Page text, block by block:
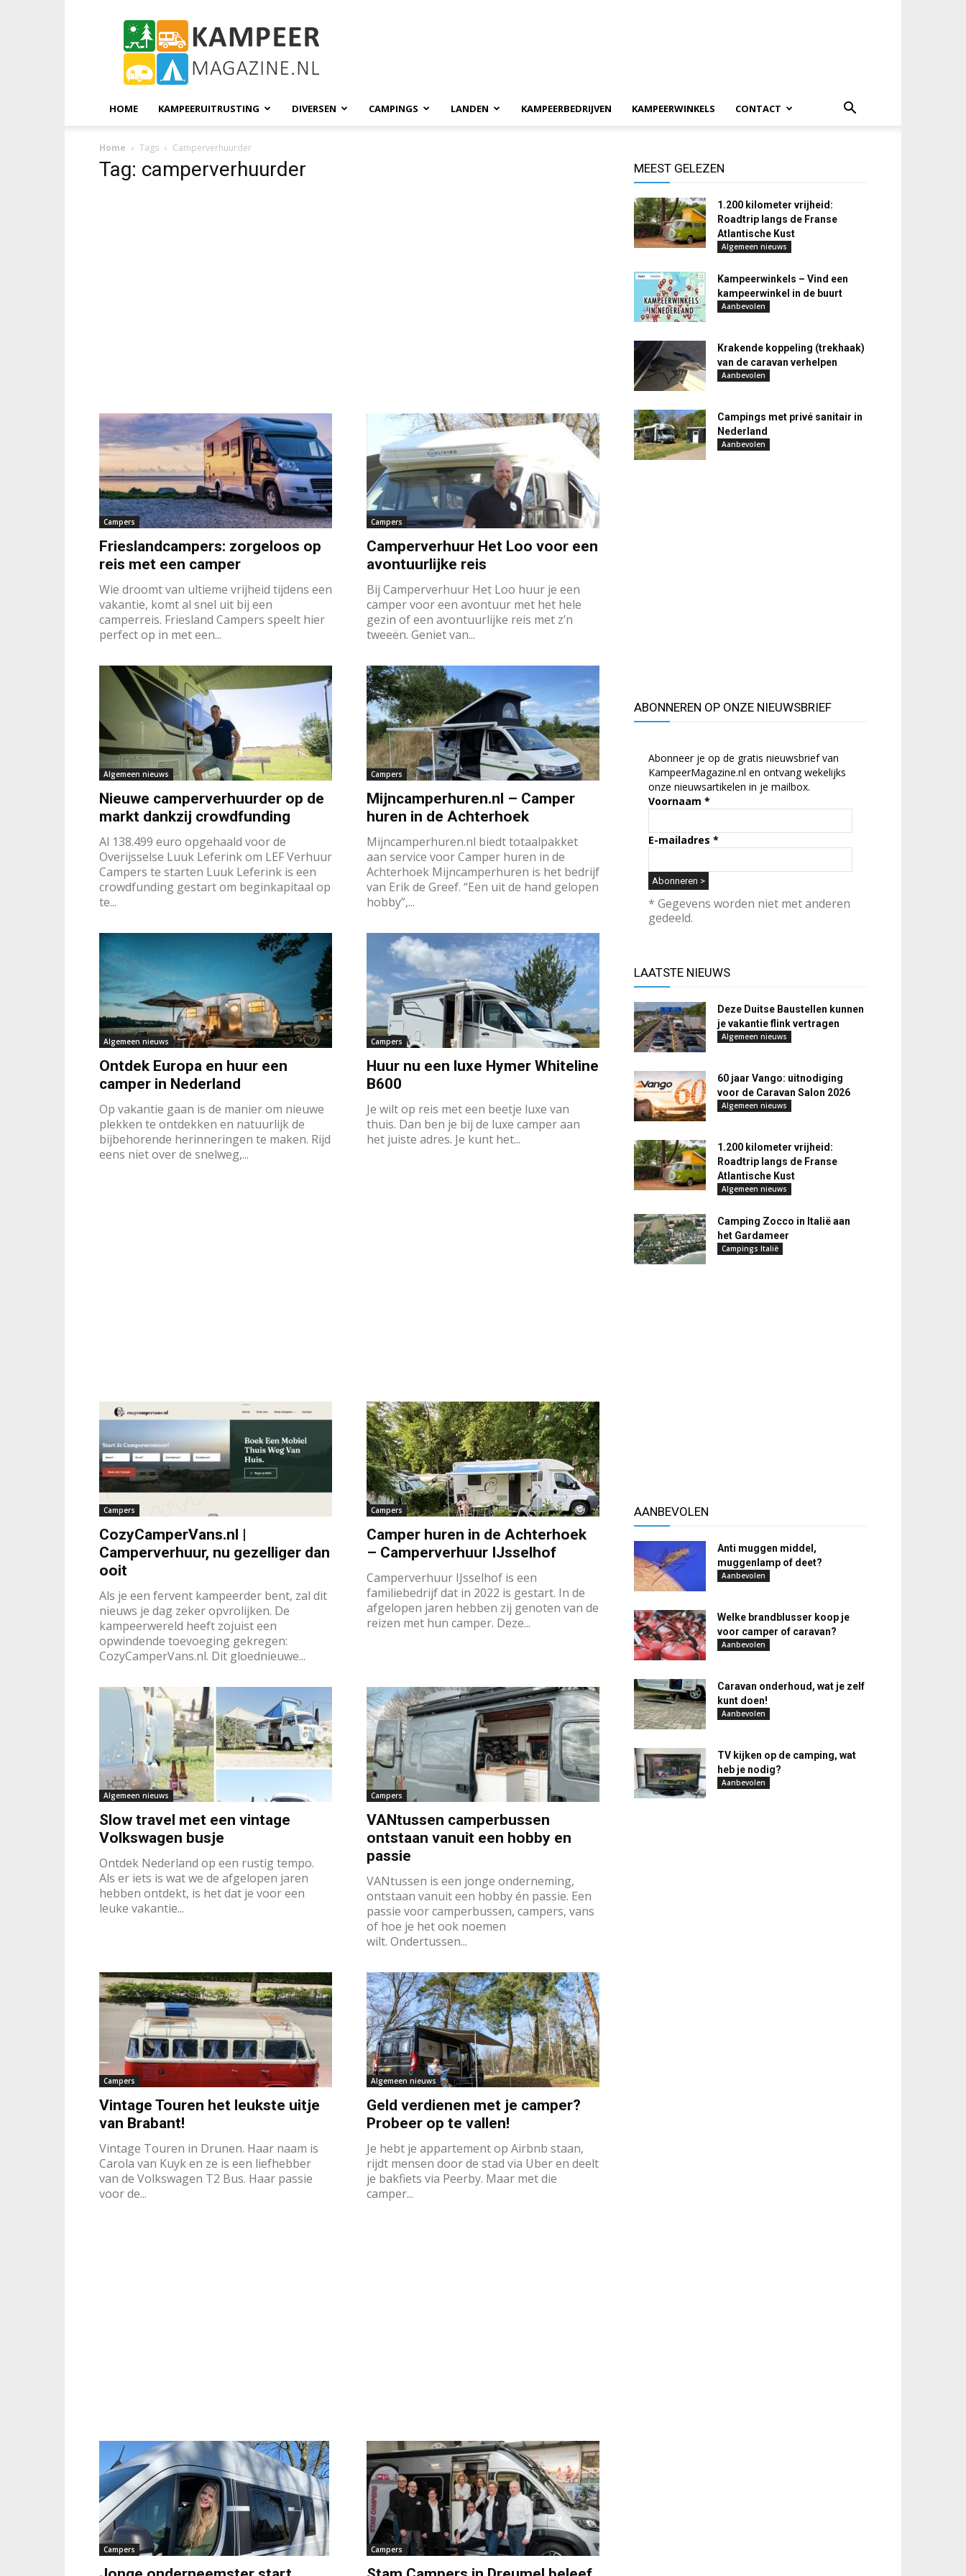
KampeerMagazine
HOME KAMPEERUITRUSTING DIVERSEN CAMPINGS LANDEN KAMPEERBEDRIJVEN KAMPEERWINKELS CONTACT
Home Tags Camperverhuurder
Tag: camperverhuurder
Campers
Frieslandcampers: zorgeloos op
reis met een camper
Wie droomt van ultieme vrijheid tijdens een
vakantie, komt al snel uit bij een
camperreis. Friesland Campers speelt hier
perfect op in met een...
Campers
Camperverhuur Het Loo voor een
avontuurlijke reis
Bij Camperverhuur Het Loo huur je een
camper voor een avontuur met het hele
gezin of een avontuurlijke reis met z’n
tweeën. Geniet van...
Algemeen nieuws
Nieuwe camperverhuurder op de
markt dankzij crowdfunding
Al 138.499 euro opgehaald voor de
Overijsselse Luuk Leferink om LEF Verhuur
Campers te starten Luuk Leferink is een
crowdfunding gestart om beginkapitaal op
te...
Campers
Mijncamperhuren.nl – Camper
huren in de Achterhoek
Mijncamperhuren.nl biedt totaalpakket
aan service voor Camper huren in de
Achterhoek Mijncamperhuren is het bedrijf
van Erik de Greef. “Een uit de hand gelopen
hobby”,...
Algemeen nieuws
Ontdek Europa en huur een
camper in Nederland
Op vakantie gaan is de manier om nieuwe
plekken te ontdekken en natuurlijk de
bijbehorende herinneringen te maken. Rijd
eens niet over de snelweg,...
Campers
Huur nu een luxe Hymer Whiteline
B600
Je wilt op reis met een beetje luxe van
thuis. Dan ben je bij de luxe camper aan
het juiste adres. Je kunt het...
Campers
CozyCamperVans.nl |
Camperverhuur, nu gezelliger dan
ooit
Als je een fervent kampeerder bent, zal dit
nieuws je dag zeker opvrolijken. De
kampeerwereld heeft zojuist een
opwindende toevoeging gekregen:
CozyCamperVans.nl. Dit gloednieuwe...
Campers
Camper huren in de Achterhoek
– Camperverhuur IJsselhof
Camperverhuur IJsselhof is een
familiebedrijf dat in 2022 is gestart. In de
afgelopen jaren hebben zij genoten van de
reizen met hun camper. Deze...
Algemeen nieuws
Slow travel met een vintage
Volkswagen busje
Ontdek Nederland op een rustig tempo.
Als er iets is wat we de afgelopen jaren
hebben ontdekt, is het dat je voor een
leuke vakantie...
Campers
VANtussen camperbussen
ontstaan vanuit een hobby en
passie
VANtussen is een jonge onderneming,
ontstaan vanuit een hobby én passie. Een
passie voor camperbussen, campers, vans
of hoe je het ook noemen
wilt. Ondertussen...
Campers
Vintage Touren het leukste uitje
van Brabant!
Vintage Touren in Drunen. Haar naam is
Carola van Kuyk en ze is een liefhebber
van de Volkswagen T2 Bus. Haar passie
voor de...
Algemeen nieuws
Geld verdienen met je camper?
Probeer op te vallen!
Je hebt je appartement op Airbnb staan,
rijdt mensen door de stad via Uber en deelt
je bakfiets via Peerby. Maar met die
camper...
Campers Campers
MEEST GELEZEN
1.200 kilometer vrijheid:
Roadtrip langs de Franse
Atlantische Kust
Algemeen nieuws
Kampeerwinkels – Vind een
kampeerwinkel in de buurt
Aanbevolen
Krakende koppeling (trekhaak)
van de caravan verhelpen
Aanbevolen
Campings met privé sanitair in
Nederland
Aanbevolen
ABONNEREN OP ONZE NIEUWSBRIEF
Abonneer je op de gratis nieuwsbrief van
KampeerMagazine.nl en ontvang wekelijks
onze nieuwsartikelen in je mailbox.
Voornaam *
E-mailadres *
* Gegevens worden niet met anderen
gedeeld.
LAATSTE NIEUWS
Deze Duitse Baustellen kunnen
je vakantie flink vertragen
Algemeen nieuws
60 jaar Vango: uitnodiging
voor de Caravan Salon 2026
Algemeen nieuws
1.200 kilometer vrijheid:
Roadtrip langs de Franse
Atlantische Kust
Algemeen nieuws
Camping Zocco in Italië aan
het Gardameer
Campings Italië
AANBEVOLEN
Anti muggen middel,
muggenlamp of deet?
Aanbevolen
Welke brandblusser koop je
voor camper of caravan?
Aanbevolen
Caravan onderhoud, wat je zelf
kunt doen!
Aanbevolen
TV kijken op de camping, wat
heb je nodig?
Aanbevolen